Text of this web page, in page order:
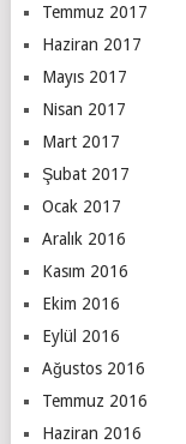
Temmuz 2017
Haziran 2017
Mayıs 2017
Nisan 2017
Mart 2017
Şubat 2017
Ocak 2017
Aralık 2016
Kasım 2016
Ekim 2016
Eylül 2016
Ağustos 2016
Temmuz 2016
Haziran 2016